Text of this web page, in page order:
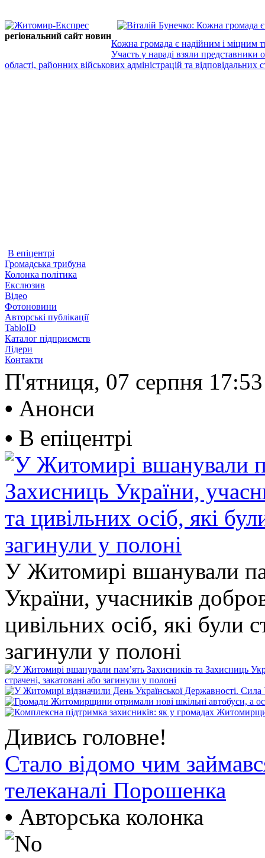
регіональний сайт новин
Кожна громада є надійним і міцним
Участь у нараді взяли представники
області, районних військових адміністрацій та відповідальних
В епіцентрі
Громадська трибуна
Колонка політика
Екслюзив
Відео
Фотоновини
Авторські публікації
TabloID
Каталог підприємств
Лідери
Контакти
П'ятниця, 07 серпня 17:53
• Анонси
• В епіцентрі
У Житомирі вшанували
України, учасників
цивільних осіб, які були
загинули у полоні
Дивись головне!
Стало відомо чим
телеканалі Порошенка
• Авторська колонка